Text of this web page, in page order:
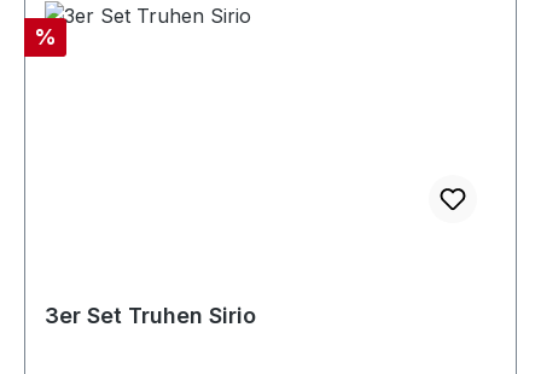
Rabatt
%
3er Set Truhen Sirio